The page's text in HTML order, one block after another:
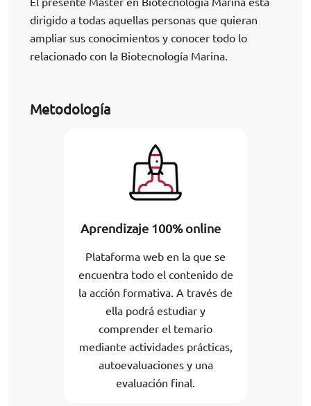
dirigido a todas aquellas personas que quieran
ampliar sus conocimientos y conocer todo lo
relacionado con la Biotecnología Marina.
Metodología
Aprendizaje 100% online
Plataforma web en la que se
encuentra todo el contenido de
la acción formativa. A través de
ella podrá estudiar y
comprender el temario
mediante actividades prácticas,
autoevaluaciones y una
evaluación final.